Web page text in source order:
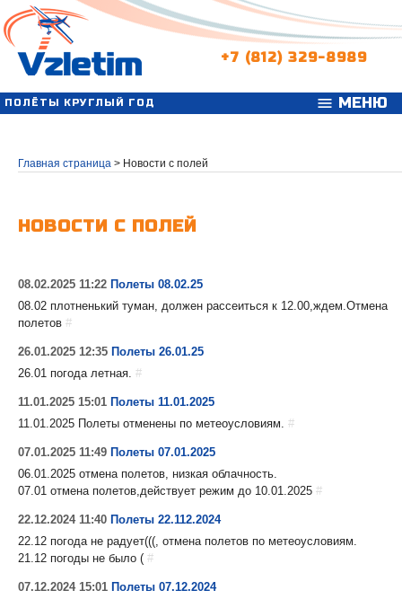
+7 (812) 329-8989
ПОЛЁТЫ КРУГЛЫЙ ГОД menu МЕНЮ
Главная страница > Новости с полей
НОВОСТИ С ПОЛЕЙ
08.02.2025 11:22 Полеты 08.02.25
08.02 плотненький туман, должен рассеиться к 12.00,ждем.Отмена
полетов #
26.01.2025 12:35 Полеты 26.01.25
26.01 погода летная. #
11.01.2025 15:01 Полеты 11.01.2025
11.01.2025 Полеты отменены по метеоусловиям. #
07.01.2025 11:49 Полеты 07.01.2025
06.01.2025 отмена полетов, низкая облачность.
07.01 отмена полетов,действует режим до 10.01.2025 #
22.12.2024 11:40 Полеты 22.112.2024
22.12 погода не радует(((, отмена полетов по метеоусловиям.
21.12 погоды не было ( #
07.12.2024 15:01 Полеты 07.12.2024